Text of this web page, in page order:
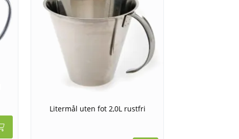
Litermål uten fot 2,0L rustfri